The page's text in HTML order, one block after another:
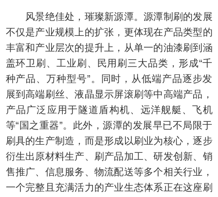
风景绝佳处，璀璨新源潭。源潭制刷的发展
不仅是产业规模上的扩张，更体现在产品类型的
丰富和产业层次的提升上，从单一的油漆刷到涵
盖环卫刷、工业刷、民用刷三大品类，形成“千
种产品、万种型号”。同时，从低端产品逐步发
展到高端刷丝、液晶显示屏滚刷等中高端产品，
产品广泛应用于隧道盾构机、远洋舰艇、飞机
等“国之重器”。此外，源潭的发展早已不局限于
刷具的生产制造，而是形成以刷业为核心，逐步
衍生出原材料生产、刷产品加工、研发创新、销
售推广、信息服务、物流配送等多个相关行业，
一个完整且充满活力的产业生态体系正在这座刷